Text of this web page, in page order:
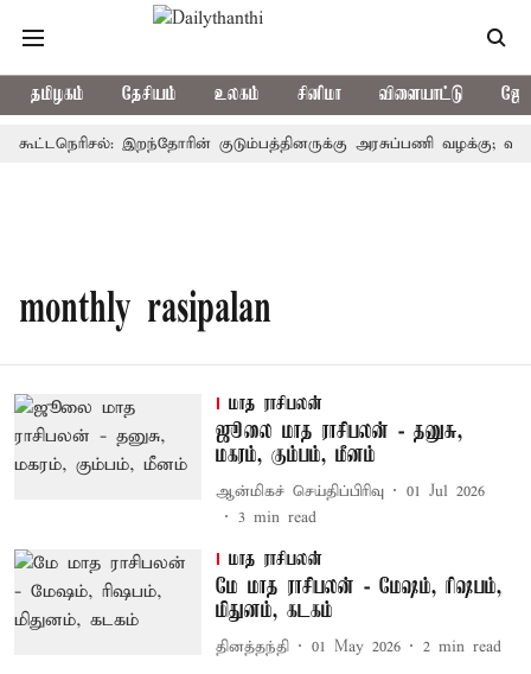
தமிழகம் தேசியம் உலகம் சினிமா விளையாட்டு
கூட்டநெரிசல்: இறந்தோரின் குடும்பத்தினருக்கு அரசுப்பணி வழக்கு;
monthly rasipalan
மாத ராசிபலன்
ஜூலை மாத ராசிபலன் - தனுசு,
மகரம், கும்பம், மீனம்
ஆன்மிகச் செய்திப்பிரிவு
01 Jul 2026
3 min read
மாத ராசிபலன்
மே மாத ராசிபலன் - மேஷம், ரிஷபம்,
மிதுனம், கடகம்
தினத்தந்தி 01 May 2026 2 min read